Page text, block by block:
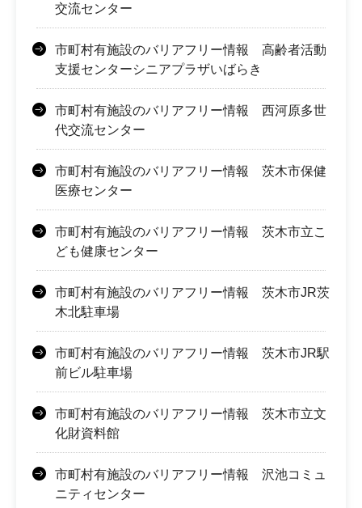
交流センター
市町村有施設のバリアフリー情報 高齢者活動
支援センターシニアプラザいばらき
市町村有施設のバリアフリー情報 西河原多世
代交流センター
市町村有施設のバリアフリー情報 茨木市保健
医療センター
市町村有施設のバリアフリー情報 茨木市立こ
ども健康センター
市町村有施設のバリアフリー情報 茨木市JR茨
木北駐車場
市町村有施設のバリアフリー情報 茨木市JR駅
前ビル駐車場
市町村有施設のバリアフリー情報 茨木市立文
化財資料館
市町村有施設のバリアフリー情報 沢池コミュ
ニティセンター